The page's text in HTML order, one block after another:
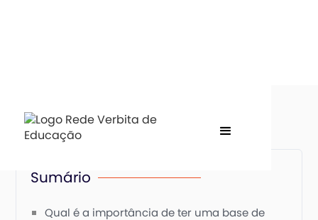
Sumário
Qual é a importância de ter uma base de